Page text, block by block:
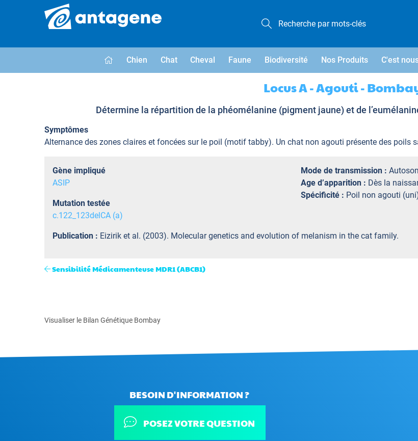
Chien Chat Cheval Faune Biodiversité Nos Produits C'est
Locus A - Agouti -
Détermine la répartition de la phéomélanine (pigment jaune) et de
Symptômes
Alternance des zones claires et foncées sur le poil (motif tabby). Un chat non agouti présente des poils
Gène impliqué
ASIP
Mutation testée
c.122_123delCA (a)
Mode de transmission :
Age d’apparition : Dès la
Spécificité : Poil non agouti
Publication : Eizirik et al. (2003). Molecular genetics and evolution of melanism in the cat family.
Sensibilité Médicamenteuse MDR1 (ABCB1)
Visualiser le Bilan Génétique Bombay
BESOIN D'INFORMATION ?
POSEZ VOTRE QUESTION